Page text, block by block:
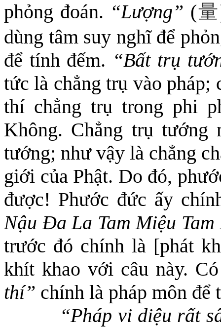
phỏng đoán. “Lượng” (量
dùng tâm suy nghĩ để
để tính đếm. “Bất trụ
tức là chẳng trụ vào pháp;
thí chẳng trụ trong phi
Không. Chẳng trụ
tướng; như vậy là chẳng
giới của Phật. Do đó,
được! Phước đức ấy
Nậu Đa La Tam Miệu
trước đó chính là [phát
khít khao với câu này.
thí” chính là pháp môn để
“Pháp vi diệu rất